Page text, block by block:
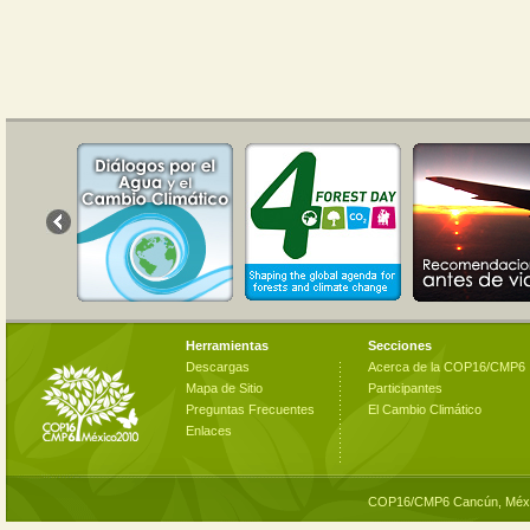
Herramientas
Descargas
Mapa de Sitio
Preguntas Frecuentes
Enlaces
Secciones
Acerca de la COP16/CMP6
Participantes
El Cambio Climático
COP16/CMP6 Cancún,